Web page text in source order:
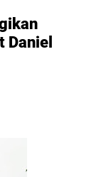
Daniel